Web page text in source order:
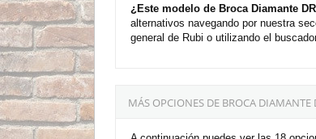
¿Este modelo de Broca Diamante
alternativos navegando por nuestra
general de Rubi o utilizando el
MÁS OPCIONES DE BROCA DIAMANTE